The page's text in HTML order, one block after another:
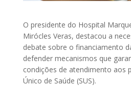
O presidente do Hospital
Mirócles Veras, destacou a
debate sobre o financiamento
defender mecanismos que
condições de atendimento aos
Único de Saúde (SUS).